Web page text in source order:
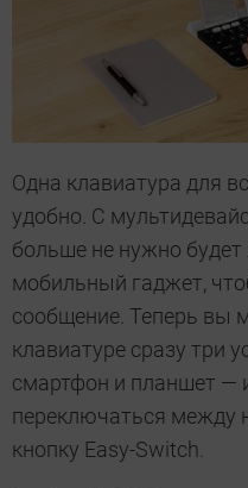
Одна клавиатура для
удобно. С
больше не нужно будет
мобильный гаджет,
сообщение. Теперь вы
клавиатуре сразу три
смартфон и планшет —
переключаться между
кнопку Easy-Switch.